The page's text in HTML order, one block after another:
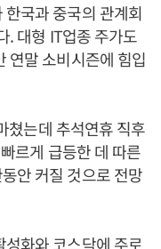
국과 중국의 관계회
. 대형 IT업종 주가도
연말 소비시즌에 힘입
쳤는데 추석연휴 직후
르게 급등한 데 따른
안 커질 것으로 전망
화와 코스닥에 주로